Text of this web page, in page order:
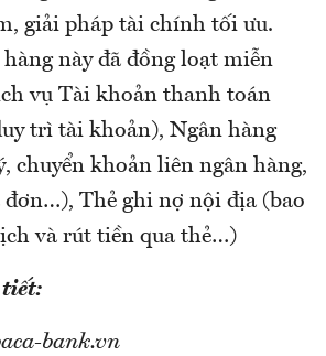
giải pháp tài chính tối ưu.
này đã đồng loạt miễn
vụ Tài khoản thanh toán
trì tài khoản), Ngân hàng
chuyển khoản liên ngân hàng,
Thẻ ghi nợ nội địa (bao
và rút tiền qua thẻ…)
tiết:
bank.vn